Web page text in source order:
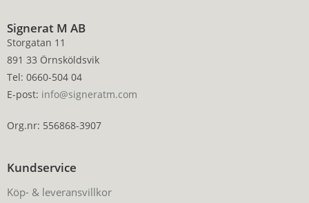
Signerat M AB
Storgatan 11
891 33 Örnsköldsvik
Tel: 0660-504 04
E-post: info@signeratm.com
Org.nr: 556868-3907
Kundservice
Köp- & leveransvillkor